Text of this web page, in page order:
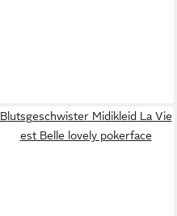
Blutsgeschwister Midikleid La Vie
est Belle lovely pokerface